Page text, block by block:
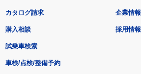
カタログ請求
購入相談
試乗車検索
車検/点検/整備予約
企業情報
採用情報